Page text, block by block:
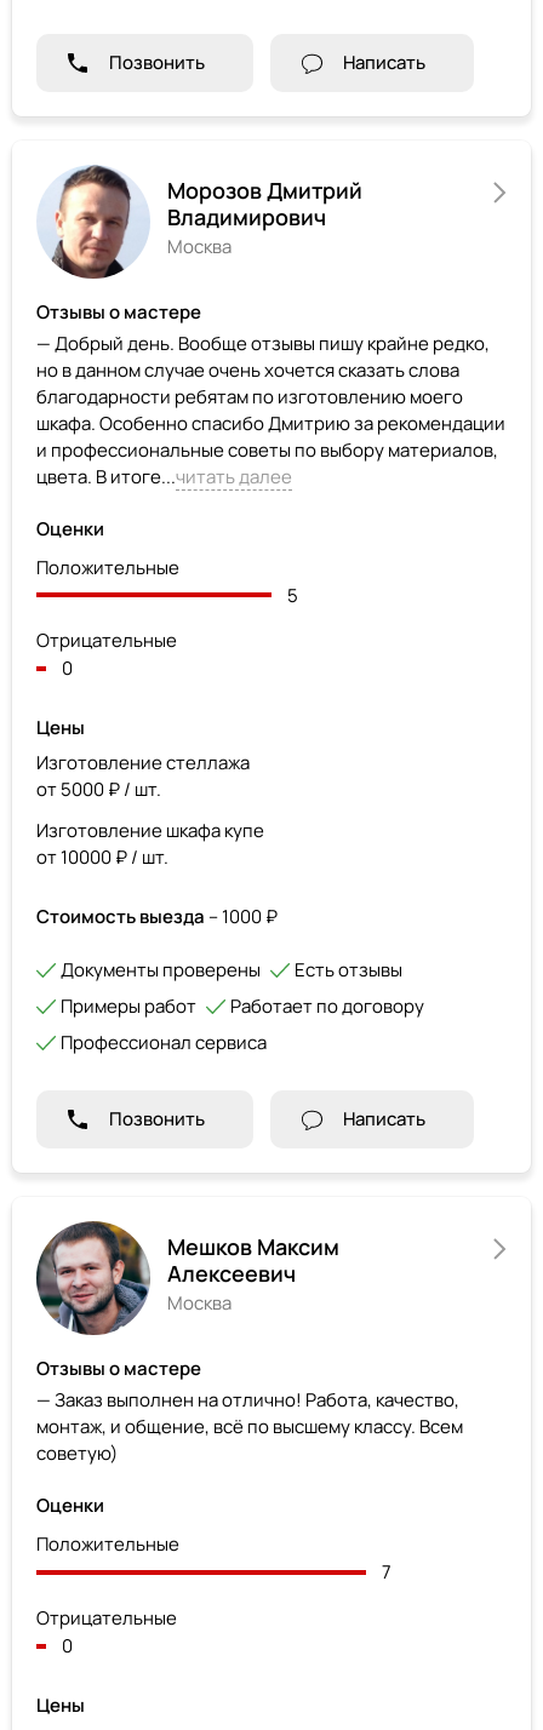
Позвонить Написать
Морозов Дмитрий
Владимирович
Москва
Отзывы о мастере
— Добрый день. Вообще отзывы пишу крайне редко,
но в данном случае очень хочется сказать слова
благодарности ребятам по изготовлению моего
шкафа. Особенно спасибо Дмитрию за рекомендации
и профессиональные советы по выбору материалов,
цвета. В итоге...читать далее
Оценки
Положительные
5
Отрицательные
0
Цены
Изготовление стеллажа
от 5000 ₽ / шт.
Изготовление шкафа купе
от 10000 ₽ / шт.
Стоимость выезда – 1000 ₽
Документы проверены
Есть отзывы
Примеры работ
Работает по договору
Профессионал сервиса
Позвонить Написать
Мешков Максим
Алексеевич
Москва
Отзывы о мастере
— Заказ выполнен на отлично! Работа, качество,
монтаж, и общение, всё по высшему классу. Всем
советую)
Оценки
Положительные
7
Отрицательные
0
Цены